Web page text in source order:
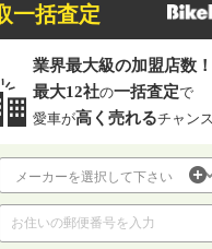
一括査定
業界最大級の加盟店数！
最大12社の一括査定で
愛車が高く売れるチャンス